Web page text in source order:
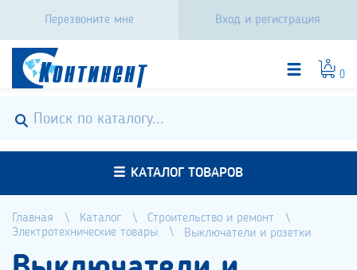
Перезвоните мне Вход и регистрация
0
КАТАЛОГ ТОВАРОВ
Главная Каталог
Строительство и ремонт
Электротехнические товары
Выключатели и розетки